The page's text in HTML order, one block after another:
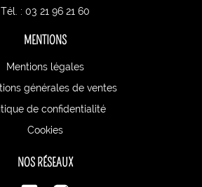
Tél. : 03 21 96 21 60
MENTIONS
Mentions légales
générales de ventes
de confidentialité
Cookies
NOS RÉSEAUX